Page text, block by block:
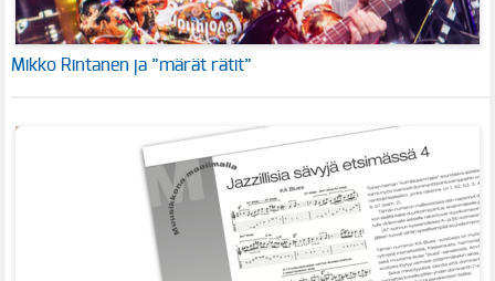
Mikko Rintanen ja ”märät rätit”